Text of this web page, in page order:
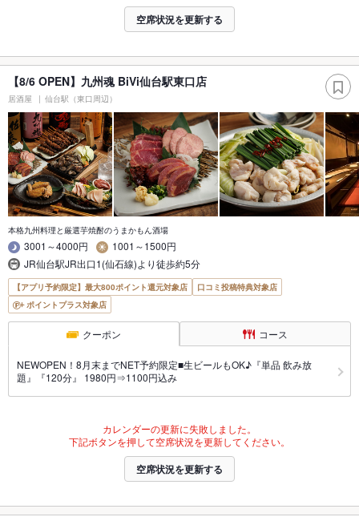
空席状況を更新する
【8/6 OPEN】九州魂 BiVi仙台駅東口店
居酒屋 仙台駅（東口周辺）
本格九州料理と厳選芋焼酎のうまかもん酒場
3001～4000円
1001～1500円
JR仙台駅JR出口1(仙石線)より徒歩約5分
【アプリ予約限定】最大800ポイント還元対象店
口コミ投稿特典対象店
ポイントプラス対象店
クーポン コース
NEWOPEN！8月末までNET予約限定■生ビールもOK♪『単品 飲み放
題』『120分』 1980円⇒1100円込み
カレンダーの更新に失敗しました。
下記ボタンを押して空席状況を更新してください。
空席状況を更新する